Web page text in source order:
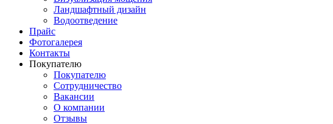
Ландшафтный дизайн
Водоотведение
Прайс
Фотогалерея
Контакты
Покупателю
Покупателю
Сотрудничество
Вакансии
О компании
Отзывы